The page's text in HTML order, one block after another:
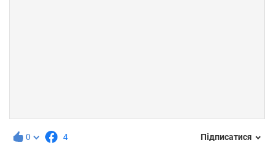
0 4 Підписатися